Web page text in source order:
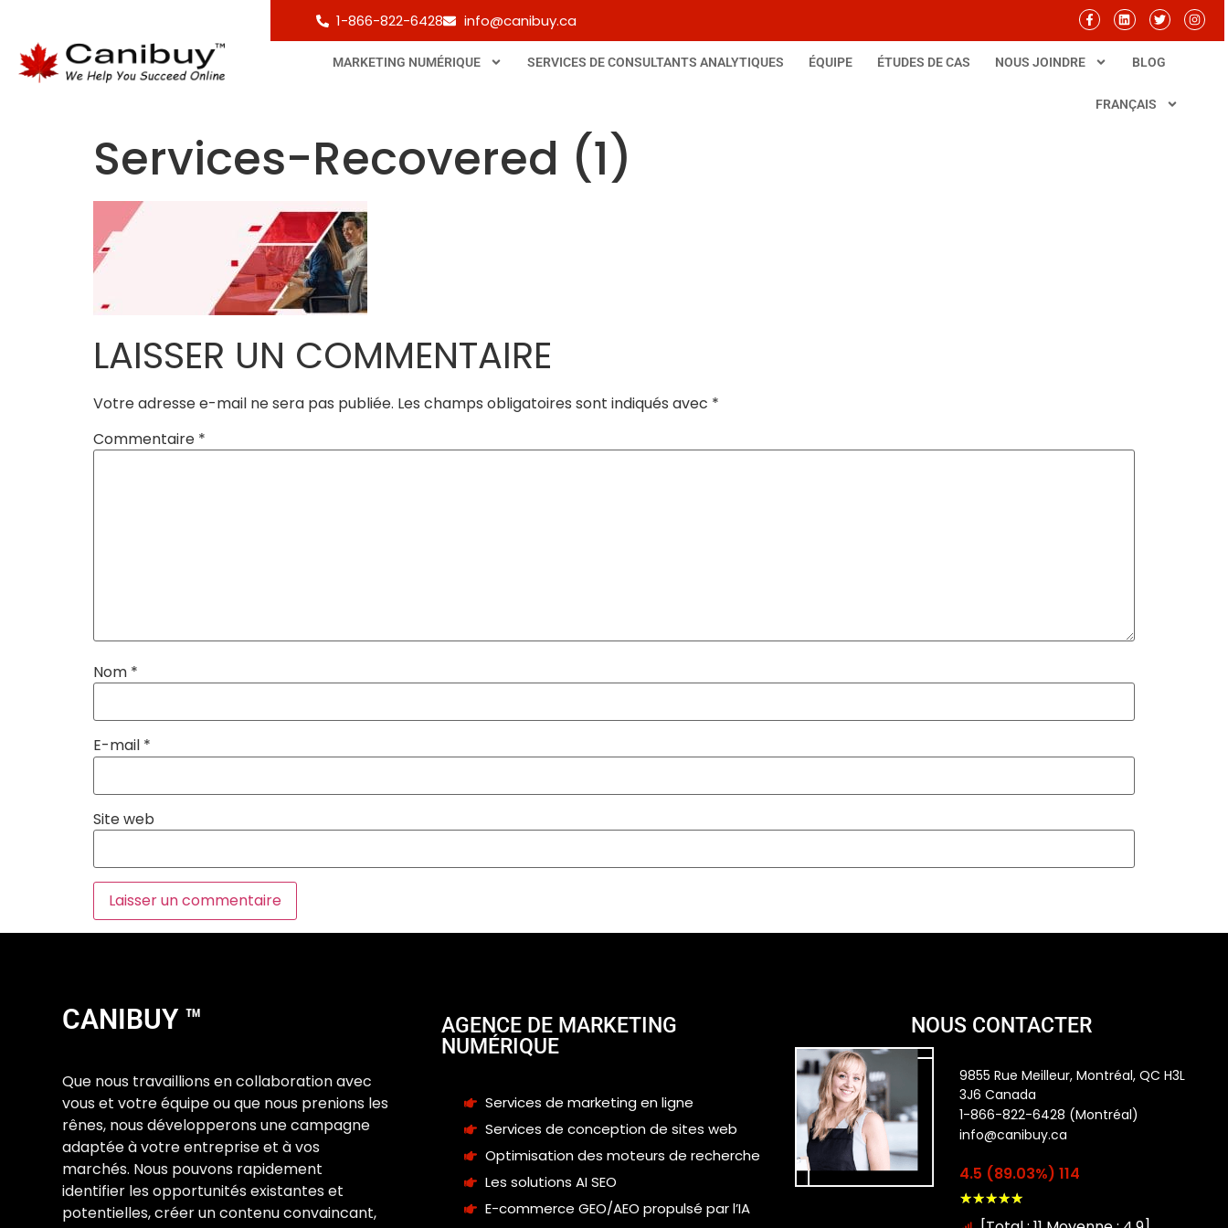
1-866-822-6428 info@canibuy.ca
MARKETING NUMÉRIQUE SERVICES DE CONSULTANTS ANALYTIQUES ÉQUIPE ÉTUDES DE CAS NOUS JOINDRE BLOG
FRANÇAIS
Services-Recovered (1)
LAISSER UN COMMENTAIRE
Votre adresse e-mail ne sera pas publiée. Les champs obligatoires sont indiqués avec *
Commentaire *
Nom *
E-mail *
Site web
CANIBUY ™
Que nous travaillions en collaboration avec
vous et votre équipe ou que nous prenions les
rênes, nous développerons une campagne
adaptée à votre entreprise et à vos
marchés. Nous pouvons rapidement
identifier les opportunités existantes et
potentielles, créer un contenu convaincant,
AGENCE DE MARKETING
NUMÉRIQUE
Services de marketing en ligne
Services de conception de sites web
Optimisation des moteurs de recherche
Les solutions AI SEO
E-commerce GEO/AEO propulsé par l’IA
NOUS CONTACTER
9855 Rue Meilleur, Montréal, QC H3L
3J6 Canada
1-866-822-6428 (Montréal)
info@canibuy.ca
4.5 (89.03%) 114
★★★★★